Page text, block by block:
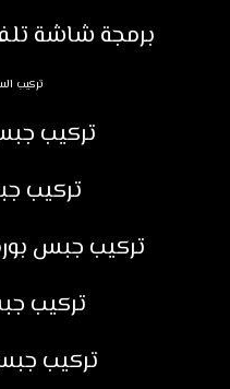
برمجة شاشة
تركيب
تركيب
تركيب
تركيب جبس
تركيب
تركيب